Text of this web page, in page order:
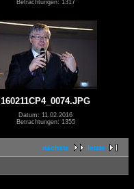
Betrachtungen: 1317
160211CP4_0074.JPG
Datum: 11.02.2016
Betrachtungen: 1355
nächste letzte